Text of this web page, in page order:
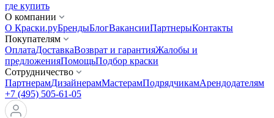
где купить
О компании
О Краски.руБрендыБлогВакансииПартнерыКонтакты
Покупателям
ОплатаДоставкаВозврат и гарантияЖалобы и
предложенияПомощьПодбор краски
Сотрудничество
ПартнерамДизайнерамМастерамПодрядчикамАрендодателям
+7 (495) 505-61-05